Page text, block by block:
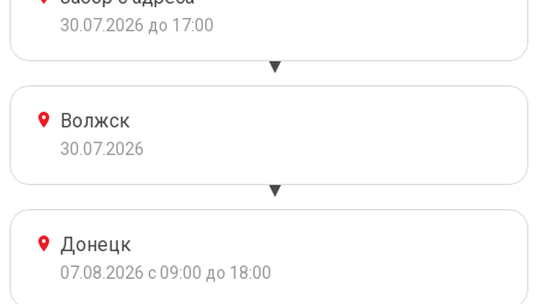
30.07.2026 до 17:00
Волжск
30.07.2026
Донецк
07.08.2026 с 09:00 до 18:00